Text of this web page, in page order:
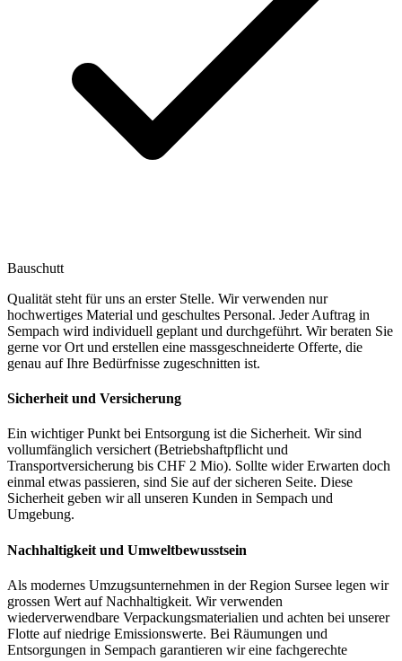
Bauschutt
Qualität steht für uns an erster Stelle. Wir verwenden nur
hochwertiges Material und geschultes Personal. Jeder Auftrag in
Sempach wird individuell geplant und durchgeführt. Wir beraten Sie
gerne vor Ort und erstellen eine massgeschneiderte Offerte, die
genau auf Ihre Bedürfnisse zugeschnitten ist.
Sicherheit und Versicherung
Ein wichtiger Punkt bei Entsorgung ist die Sicherheit. Wir sind
vollumfänglich versichert (Betriebshaftpflicht und
Transportversicherung bis CHF 2 Mio). Sollte wider Erwarten doch
einmal etwas passieren, sind Sie auf der sicheren Seite. Diese
Sicherheit geben wir all unseren Kunden in Sempach und
Umgebung.
Nachhaltigkeit und Umweltbewusstsein
Als modernes Umzugsunternehmen in der Region Sursee legen wir
grossen Wert auf Nachhaltigkeit. Wir verwenden
wiederverwendbare Verpackungsmaterialien und achten bei unserer
Flotte auf niedrige Emissionswerte. Bei Räumungen und
Entsorgungen in Sempach garantieren wir eine fachgerechte